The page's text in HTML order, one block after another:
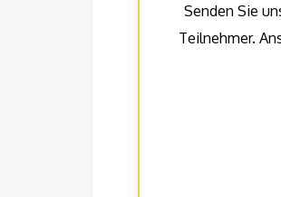
Senden Sie
Teilnehmer.